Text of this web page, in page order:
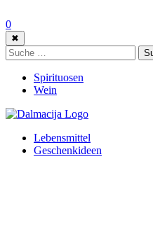
0
✖
Suche:
Spirituosen
Wein
Lebensmittel
Geschenkideen